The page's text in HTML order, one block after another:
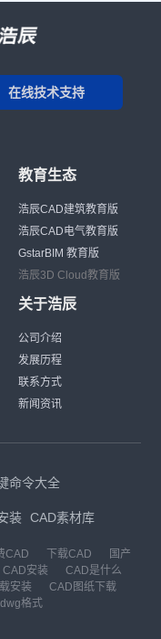
在线技术支持
教育生态
浩辰CAD建筑教育版
浩辰CAD电气教育版
GstarBIM 教育版
浩辰3D Cloud教育版
关于浩辰
公司介绍
发展历程
联系方式
新闻资讯
命令大全
装 CAD素材库
CAD 下载CAD
国产
CAD安装
CAD是什么
安装
CAD图纸下载
dwg格式